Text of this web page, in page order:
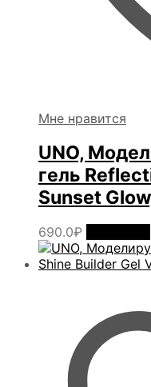
Мне нравится
UNO,
гель
Sunset
690.0₽